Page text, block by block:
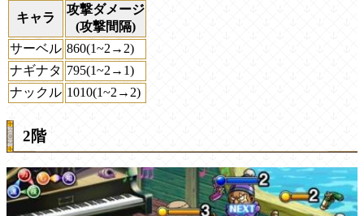
キャラ
攻撃ダメージ
(攻撃間隔)
サーベル 860(1~2→2)
ナギナタ 795(1~2→1)
ナックル 1010(1~2→2)
2階